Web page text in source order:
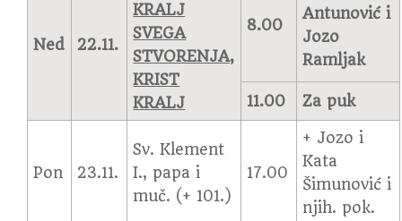
Ned 22.11.
KRALJ
SVEGA
STVORENJA,
KRIST
KRALJ
8.00
Antunović i
Jozo
Ramljak
11.00 Za puk
Pon 23.11.
Sv. Klement
I., papa i
muč. (+ 101.)
17.00
+ Jozo i
Kata
Šimunović i
njih. pok.